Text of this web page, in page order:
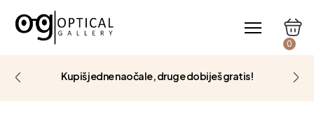
0
Kupiš jedne naočale, druge dobiješ gratis!